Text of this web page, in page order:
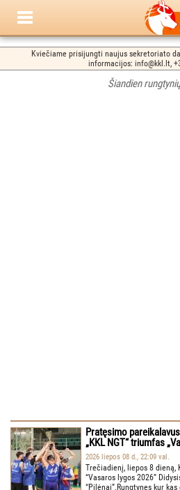
Kviečiame prisijungti naujus sekretoriato
informacijos: info@kkl.lt,
Šiandien
Pratęsimo
„KKL NGT“ triumfas
2026 liepos 08 d., 22:09 val.
Trečiadienį, liepos 8 dieną,
“Vasaros lygos 2026”
“Pilėnai”.Rungtynes kur